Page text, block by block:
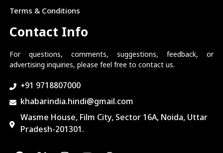
Terms & Conditions
Contact Info
For questions, comments, suggestions, feedback, or
advertising inquiries, please feel free to contact us.
+91 9718807000
khabarindia.hindi@gmail.com
Wasme House, Film City, Sector 16A, Noida, Uttar
Pradesh-201301.